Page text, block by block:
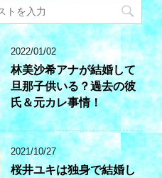
2022/01/02
林美沙希アナが結婚して
旦那子供いる？過去の彼
氏＆元カレ事情！
2021/10/27
桜井ユキは独身で結婚し